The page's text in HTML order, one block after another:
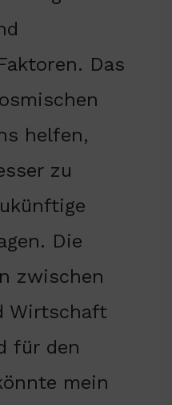
Das
helfen,
zu
Die
zwischen
Wirtschaft
für den
mein